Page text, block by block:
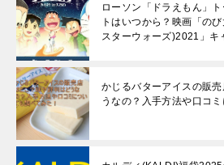
ローソン「ドラえもん」
トはいつから？映画「の
スターウォーズ)2021」キ
かじるバターアイスの販
うなの？入手方法や口コ